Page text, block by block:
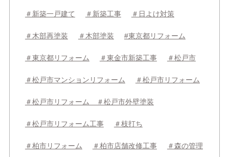
＃新築一戸建て ＃新築工事 ＃日よけ対策
＃木部再塗装 ＃木部塗装 #東京都リフォーム
＃東京都リフォーム ＃東金市新築工事 ＃松戸市
＃松戸市マンションリフォーム ＃松戸市リフォーム
＃松戸市リフォーム ＃松戸市外壁塗装
＃松戸市リフォーム工事 ＃枝打ち
＃柏市リフォーム ＃柏市店舗改修工事 ＃森の管理